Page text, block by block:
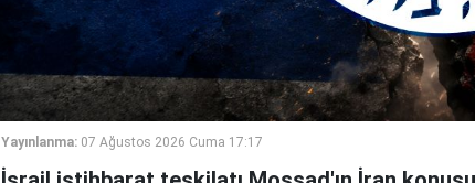
Yayınlanma: 07 Ağustos 2026 Cuma 17:17